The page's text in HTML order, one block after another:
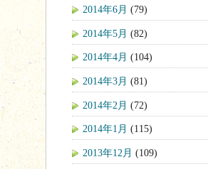
2014年6月 (79)
2014年5月 (82)
2014年4月 (104)
2014年3月 (81)
2014年2月 (72)
2014年1月 (115)
2013年12月 (109)